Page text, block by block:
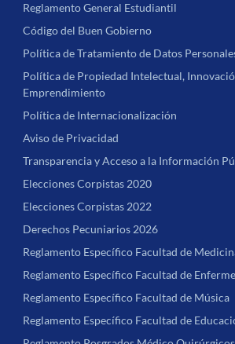
Reglamento General Estudiantil
Código del Buen Gobierno
Política de Tratamiento de Datos
Política de Propiedad Intelectual,
Emprendimiento
Política de Internacionalización
Aviso de Privacidad
Transparencia y Acceso a la Información
Elecciones Corpistas 2020
Elecciones Corpistas 2022
Derechos Pecuniarios 2026
Reglamento Específico Facultad de
Reglamento Específico Facultad de
Reglamento Específico Facultad de Música
Reglamento Específico Facultad de